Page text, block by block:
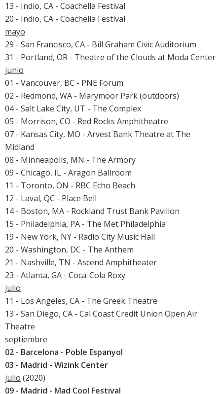
13 - Indio, CA - Coachella Festival
20 - Indio, CA - Coachella Festival
mayo
29 - San Francisco, CA - Bill Graham Civic Auditorium
31 - Portland, OR - Theatre of the Clouds at Moda Center
junio
01 - Vancouver, BC - PNE Forum
02 - Redmond, WA - Marymoor Park (outdoors)
04 - Salt Lake City, UT - The Complex
05 - Morrison, CO - Red Rocks Amphitheatre
07 - Kansas City, MO - Arvest Bank Theatre at The
Midland
08 - Minneapolis, MN - The Armory
09 - Chicago, IL - Aragon Ballroom
11 - Toronto, ON - RBC Echo Beach
12 - Laval, QC - Place Bell
14 - Boston, MA - Rockland Trust Bank Pavilion
15 - Philadelphia, PA - The Met Philadelphia
19 - New York, NY - Radio City Music Hall
20 - Washington, DC - The Anthem
21 - Nashville, TN - Ascend Amphitheater
23 - Atlanta, GA - Coca-Cola Roxy
julio
11 - Los Angeles, CA - The Greek Theatre
13 - San Diego, CA - Cal Coast Credit Union Open Air
Theatre
septiembre
02 - Barcelona - Poble Espanyol
03 - Madrid - Wizink Center
julio (2020)
09 - Madrid - Mad Cool Festival